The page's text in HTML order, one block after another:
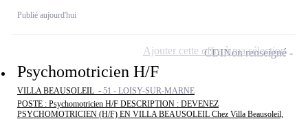
Publié aujourd'hui
Psychomotricien H/F
VILLA BEAUSOLEIL - 51 - LOISY-SUR-MARNE
POSTE : Psychomotricien H/F DESCRIPTION : DEVENEZ
PSYCHOMOTRICIEN (H/F) EN VILLA BEAUSOLEIL Chez Villa Beausoleil,
CDINon renseigné
Ajouter cette offre à ma sélection